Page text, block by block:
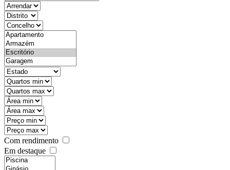
objective
districtId
countyId
types
state
mintypo
maxtypo
minarea
maxarea
minprice
maxprice
Com rendimento
Em destaque
features